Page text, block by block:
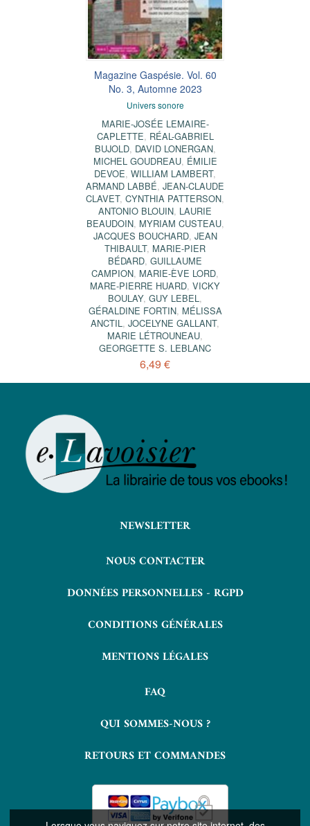
Magazine Gaspésie. Vol. 60
No. 3, Automne 2023
Univers sonore
MARIE-JOSÉE LEMAIRE-
CAPLETTE, RÉAL-GABRIEL
BUJOLD, DAVID LONERGAN,
MICHEL GOUDREAU, ÉMILIE
DEVOE, WILLIAM LAMBERT,
ARMAND LABBÉ, JEAN-CLAUDE
CLAVET, CYNTHIA PATTERSON,
ANTONIO BLOUIN, LAURIE
BEAUDOIN, MYRIAM CUSTEAU,
JACQUES BOUCHARD, JEAN
THIBAULT, MARIE-PIER
BÉDARD, GUILLAUME
CAMPION, MARIE-ÈVE LORD,
MARE-PIERRE HUARD, VICKY
BOULAY, GUY LEBEL,
GÉRALDINE FORTIN, MÉLISSA
ANCTIL, JOCELYNE GALLANT,
MARIE LÉTROUNEAU,
GEORGETTE S. LEBLANC
6,49 €
NEWSLETTER
NOUS CONTACTER
DONNÉES PERSONNELLES - RGPD
CONDITIONS GÉNÉRALES
MENTIONS LÉGALES
FAQ
QUI SOMMES-NOUS ?
RETOURS ET COMMANDES